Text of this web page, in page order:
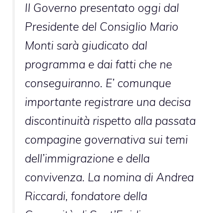
Il Governo presentato oggi dal
Presidente del Consiglio Mario
Monti sarà giudicato dal
programma e dai fatti che ne
conseguiranno. E’ comunque
importante registrare una decisa
discontinuità rispetto alla passata
compagine governativa sui temi
dell’immigrazione e della
convivenza. La nomina di Andrea
Riccardi, fondatore della